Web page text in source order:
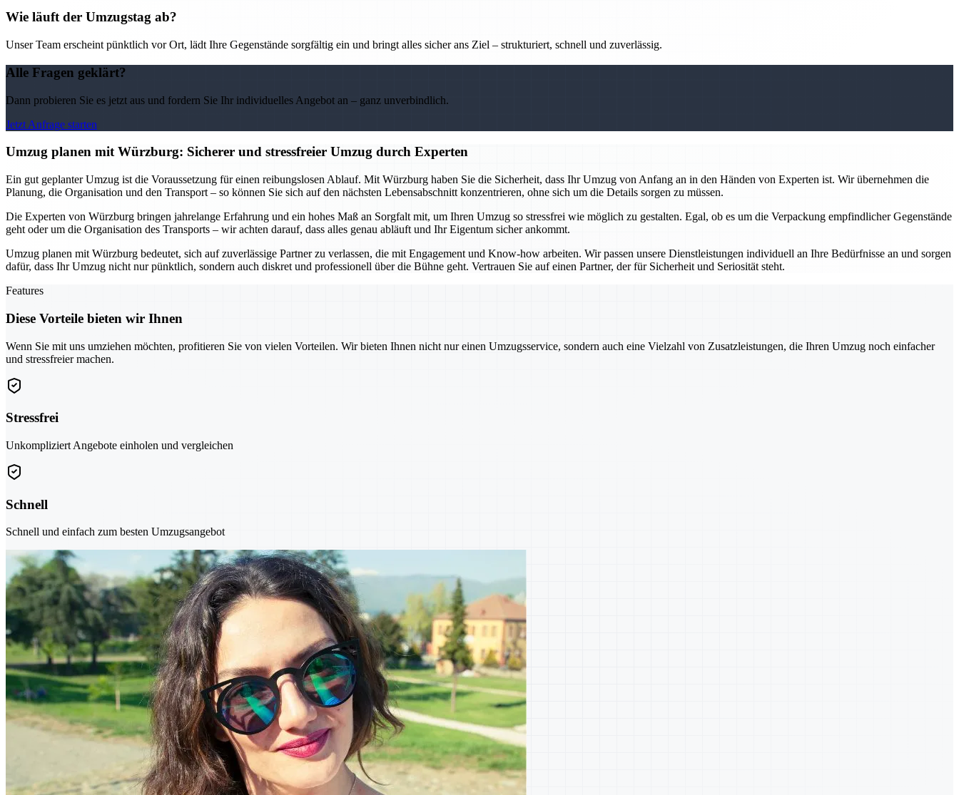
Wie läuft der Umzugstag ab?
Unser Team erscheint pünktlich vor Ort, lädt Ihre Gegenstände sorgfältig ein und bringt alles sicher ans Ziel – strukturiert, schnell und zuverlässig.
Alle Fragen geklärt?
Dann probieren Sie es jetzt aus und fordern Sie Ihr individuelles Angebot an – ganz unverbindlich.
Jetzt Anfrage starten
Umzug planen mit Würzburg: Sicherer und stressfreier Umzug durch Experten
Ein gut geplanter Umzug ist die Voraussetzung für einen reibungslosen Ablauf. Mit Würzburg haben Sie die Sicherheit, dass Ihr Umzug von Anfang an in den Händen von Experten ist. Wir übernehmen die
Planung, die Organisation und den Transport – so können Sie sich auf den nächsten Lebensabschnitt konzentrieren, ohne sich um die Details sorgen zu müssen.
Die Experten von Würzburg bringen jahrelange Erfahrung und ein hohes Maß an Sorgfalt mit, um Ihren Umzug so stressfrei wie möglich zu gestalten. Egal, ob es um die Verpackung empfindlicher Gegenstände
geht oder um die Organisation des Transports – wir achten darauf, dass alles genau abläuft und Ihr Eigentum sicher ankommt.
Umzug planen mit Würzburg bedeutet, sich auf zuverlässige Partner zu verlassen, die mit Engagement und Know-how arbeiten. Wir passen unsere Dienstleistungen individuell an Ihre Bedürfnisse an und sorgen
dafür, dass Ihr Umzug nicht nur pünktlich, sondern auch diskret und professionell über die Bühne geht. Vertrauen Sie auf einen Partner, der für Sicherheit und Seriosität steht.
Features
Diese Vorteile bieten wir Ihnen
Wenn Sie mit uns umziehen möchten, profitieren Sie von vielen Vorteilen. Wir bieten Ihnen nicht nur einen Umzugsservice, sondern auch eine Vielzahl von Zusatzleistungen, die Ihren Umzug noch einfacher
und stressfreier machen.
Stressfrei
Unkompliziert Angebote einholen und vergleichen
Schnell
Schnell und einfach zum besten Umzugsangebot